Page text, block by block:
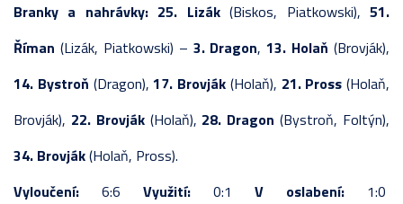
Branky a nahrávky: 25. Lizák(Biskos, Piatkowski),51.
Říman (Lizák, Piatkowski) – 3. Dragon,13. Holaň (Brovják),
14. Bystroň (Dragon),17. Brovják (Holaň), 21. Pross (Holaň,
Brovják), 22. Brovják(Holaň), 28. Dragon(Bystroň, Foltýn),
34. Brovják(Holaň, Pross).
Vyloučení: 6:6 Využití: 0:1 V oslabení: 1:0